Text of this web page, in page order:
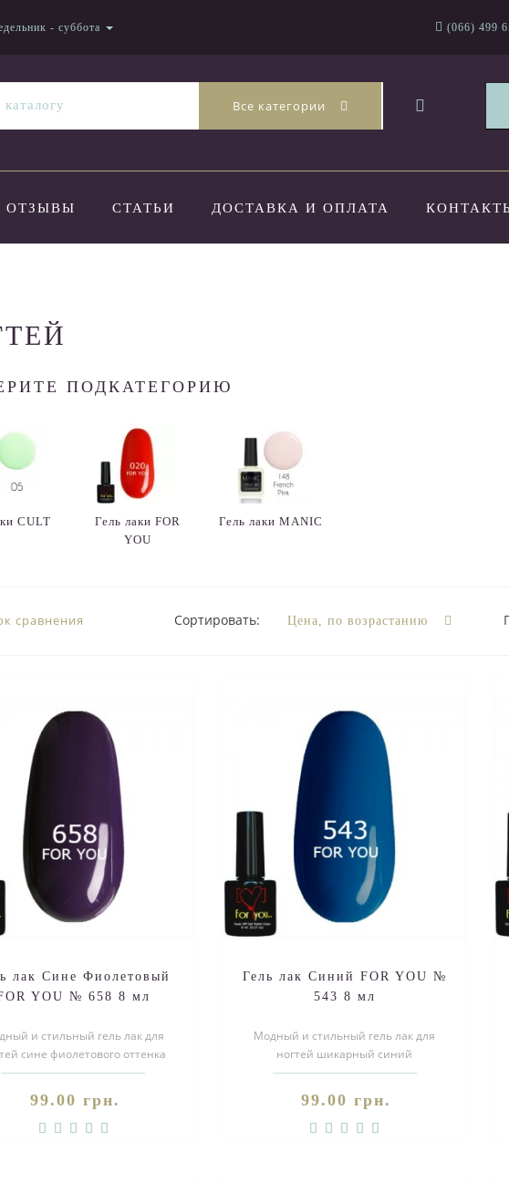
- суббота (066) 499
Все категории
ОТЗЫВЫ СТАТЬИ ДОСТАВКА И ОПЛАТА
ПОДКАТЕГОРИЮ
CULT
Гель лаки FOR
YOU
Гель лаки MANIC
сравнения Сортировать:
лак Сине Фиолетовый
YOU № 658 8 мл
и стильный гель лак для
сине фиолетового оттенка
поспешите заказать.Покупа..
99.00 грн.
Гель лак Синий FOR YOU №
543 8 мл
Модный и стильный гель лак для
ногтей шикарный синий
эмаль, поспешите
99.00 грн.